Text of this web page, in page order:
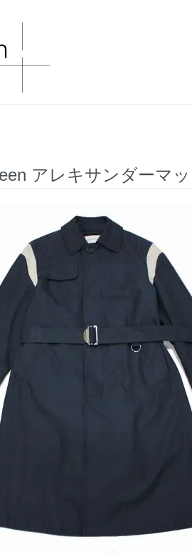
アレキサンダーマ